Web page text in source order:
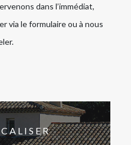
dans l’immédiat,
via le formulaire ou à nous